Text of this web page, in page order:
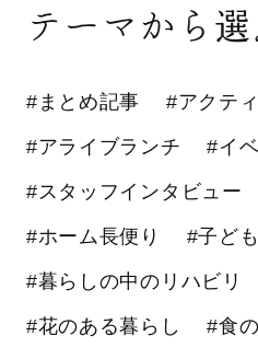
テーマから選
#まとめ記事 #アクテ
#アライブランチ #イ
#スタッフインタビュー
#ホーム長便り #子ど
#暮らしの中のリハビリ
#花のある暮らし #食